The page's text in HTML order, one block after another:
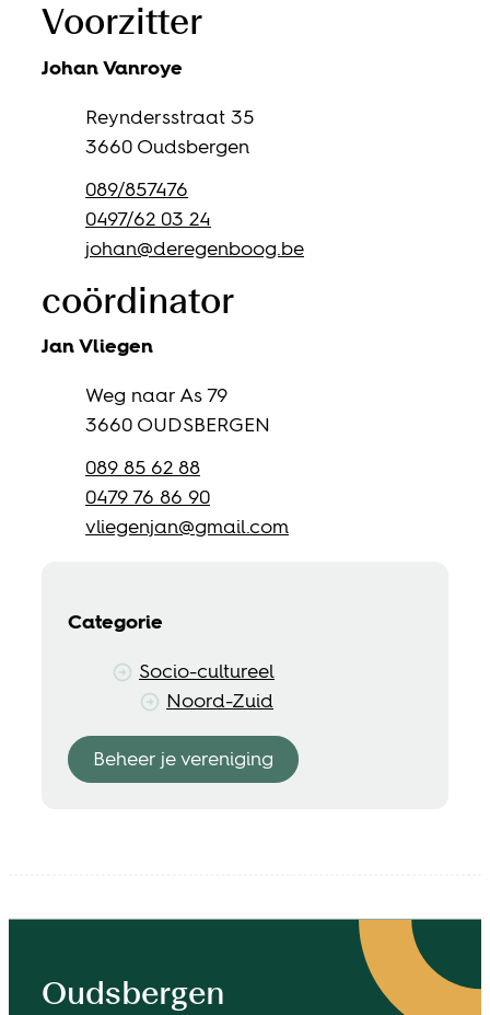
Voorzitter
JohanVanroye
AdresReyndersstraat 35
,3660 Oudsbergen
089/857476
0497/62 03 24
E-mailjohan@deregenboog.be
coördinator
JanVliegen
AdresWeg naar As 79
,3660 OUDSBERGEN
089 85 62 88
0479 76 86 90
E-mailvliegenjan@gmail.com
Categorie
Socio-cultureel
Noord-Zuid
Beheer je vereniging
Contact & openingsuren
Oudsbergen